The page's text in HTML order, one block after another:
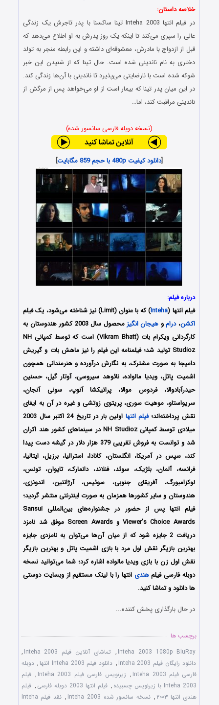
خلاصه داستان:
در فیلم انتها Inteha 2003 تینا ساکسنا با پدر تاجرش یک زندگی
عالی را سپری می‌کند تا اینکه یک روز پدرش به او اطلاع می‌دهد که
قبل از ازدواج با مادرش، معشوقه‌ای داشته و این رابطه منجر به تولد
دختری به نام ناندینی شده است. حال تینا که از شنیدن این خبر
شوکه شده است با نارضایتی می‌پذیرد تا ناندینی با آن‌ها زندگی کند.
در این میان پدر تینا که بیمار است از او می‌خواهد پس از مرگش از
ناندینی مراقبت کند، اما…
(نسخه دوبله فارسی سانسور شده)
[دانلود کیفیت 480p با حجم 859 مگابایت ]
درباره فیلم:
فیلم انتها (Inteha) که با عنوان (Limit) نیز شناخته می‌شود، یک فیلم
اکشن،درامو هیجان انگیز
محصول سال 2003 کشور هندوستان به
کارگردانی ویکرام بات (Vikram Bhatt) است که توسط کمپانی‌ NH
Studioz تولید شد؛ فیلمنامه این فیلم را نیز ماهش بات و گیریش
دامیجا به صورت مشترک، به نگارش درآورده و هنرمندانی همچون
اشمیت پاتل، ویدیا مالواده، نائوهد سیروسی، آوتار گیل، حسنین
حیدرآبادوالا، فردوس موالا، پراتیکشا آنوپ، سونی آنجان،
سریواستاو، موهیت سوری، پریتوی زوتشی و غیره در آن به ایفای
نقش پرداخته‌اند؛فیلم انتها
اولین بار در تاریخ 24 اکتبر سال 2003
میلادی توسط کمپانی‌ NH Studioz در سینماهای کشور هند اکران
شد و توانست به فروش تقریبی 379 هزار دلار در گیشه دست پیدا
کند، سپس در آمریکا، انگلستان، کانادا، استرالیا، برزیل، ایتالیا،
فرانسه، آلمان، بلژیک، سوئد، فنلاند، دانمارک، تایوان، تونس،
لوکزامبورگ، آفریقای جنوبی، سوئیس، آرژانتین، اندونزی،
هندوستان و سایر کشورها همزمان به صورت اینترنتی منتشر گردید؛
فیلم انتها پس از حضور در جشنواره‌های بین‌المللی Sansui
Viewer’s Choice Awards و Screen Awards موفق شد نامزد
دریافت 2 جایزه شود که از میان آن‌ها می‌توان به نامزدی جایزه
بهترین بازیگر نقش اول مرد با بازی اشمیت پاتل و بهترین بازیگر
نقش اول زن با بازی ویدیا مالواده اشاره کرد؛ شما می‌توانید نسخه
دوبله فارسی فیلمهندی انتها را با ‌لینک مستقیم از وبسایت دوستی
ها دانلود و تماشا کنید.
در حال بارگذاری پخش کننده...
برچسب ها
Inteha 2003 1080p BluRay
, تماشای آنلاین فیلم Inteha 2003
,
دانلود رایگان فیلم Inteha 2003
, دانلود فیلم Inteha 2003 انتها , دوبله
فارسی فیلم Inteha 2003
, زیرنویس فارسی فیلم Inteha 2003 , فیلم
Inteha 2003 با زیرنویس چسبیده
, فیلم انتها 2003 دوبله فارسی , فیلم
هندی انتها ۲۰۰۳
, نسخه سانسور شده Inteha 2003 ,
نقد فیلم Inteha